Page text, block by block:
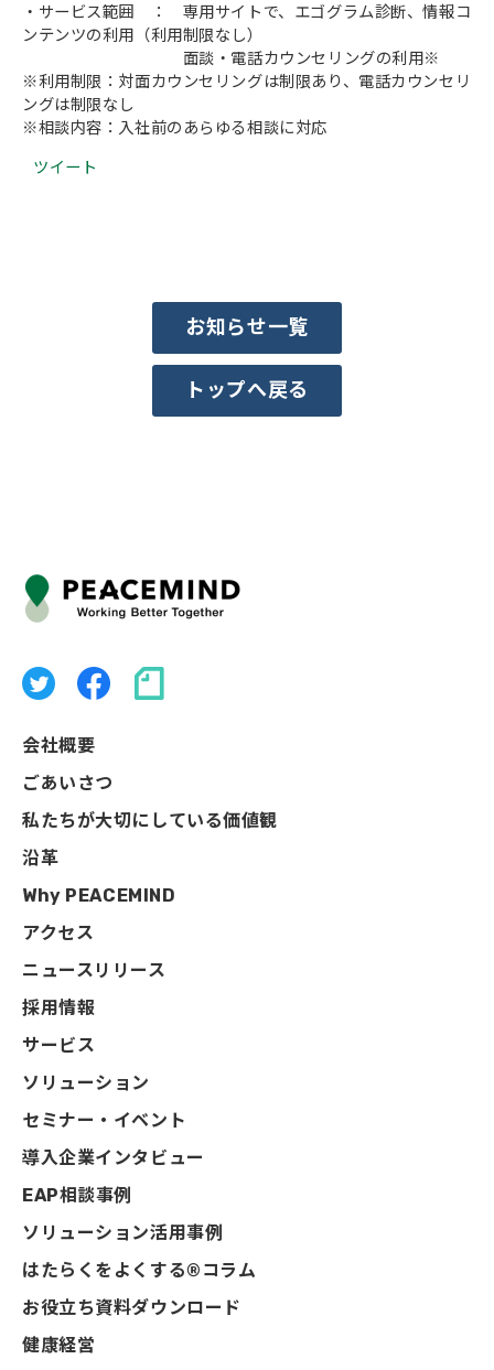
・サービス範囲 ： 専用サイトで、エゴグラム診断、情報コ
ンテンツの利用（利用制限なし）
面談・電話カウンセリングの利用※
※利用制限：対面カウンセリングは制限あり、電話カウンセリ
ングは制限なし
※相談内容：入社前のあらゆる相談に対応
ツイート
お知らせ一覧
トップへ戻る
会社概要
ごあいさつ
私たちが大切にしている価値観
沿革
Why PEACEMIND
アクセス
ニュースリリース
採用情報
サービス
ソリューション
セミナー・イベント
導入企業インタビュー
EAP相談事例
ソリューション活用事例
はたらくをよくする®コラム
お役立ち資料ダウンロード
健康経営